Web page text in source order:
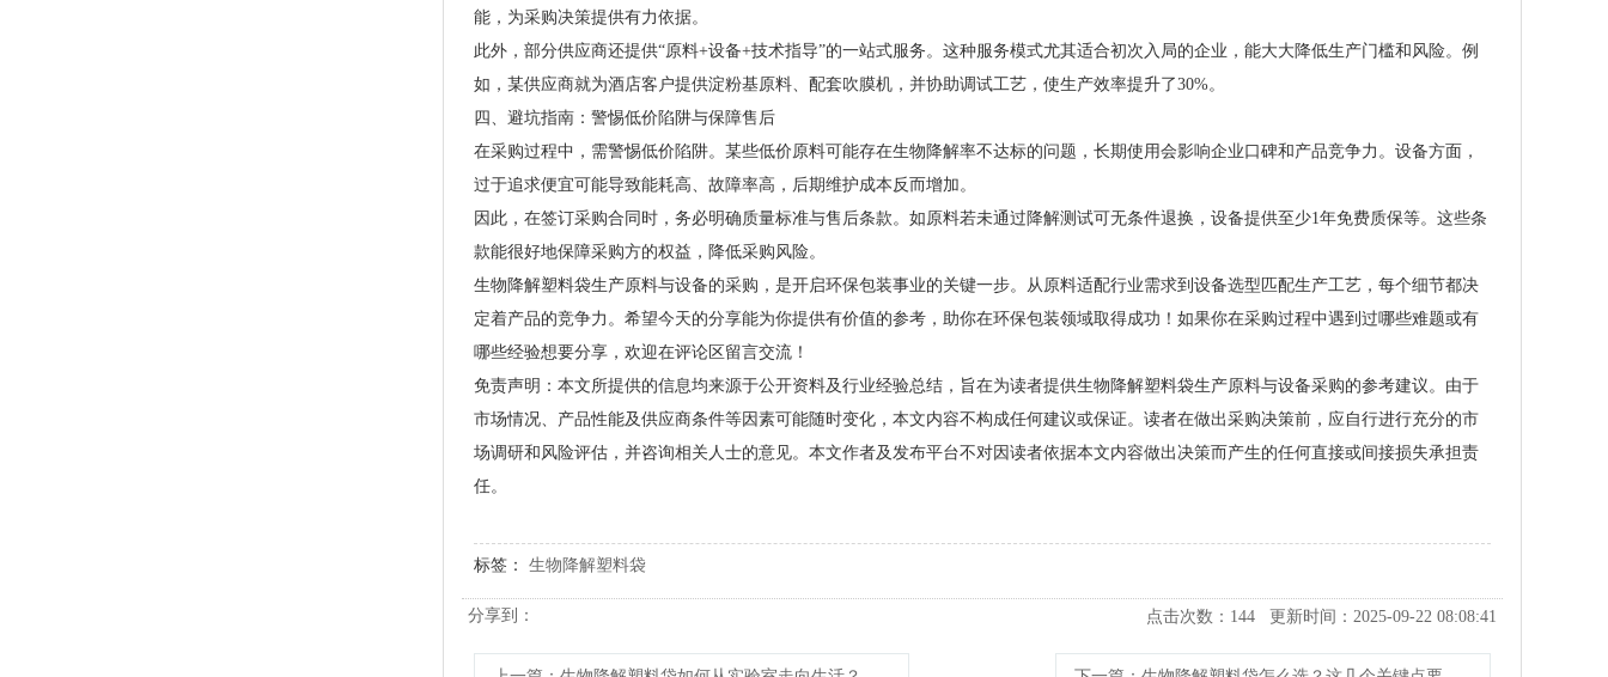
能，为采购决策提供有力依据。
此外，部分供应商还提供“原料+设备+技术指导”的一站式服务。这种服务模式尤其适合初次入局的企业，能大大降低生产门槛和风险。例
如，某供应商就为酒店客户提供淀粉基原料、配套吹膜机，并协助调试工艺，使生产效率提升了30%。
四、避坑指南：警惕低价陷阱与保障售后
在采购过程中，需警惕低价陷阱。某些低价原料可能存在生物降解率不达标的问题，长期使用会影响企业口碑和产品竞争力。设备方面，
过于追求便宜可能导致能耗高、故障率高，后期维护成本反而增加。
因此，在签订采购合同时，务必明确质量标准与售后条款。如原料若未通过降解测试可无条件退换，设备提供至少1年免费质保等。这些条
款能很好地保障采购方的权益，降低采购风险。
生物降解塑料袋生产原料与设备的采购，是开启环保包装事业的关键一步。从原料适配行业需求到设备选型匹配生产工艺，每个细节都决
定着产品的竞争力。希望今天的分享能为你提供有价值的参考，助你在环保包装领域取得成功！如果你在采购过程中遇到过哪些难题或有
哪些经验想要分享，欢迎在评论区留言交流！
免责声明：本文所提供的信息均来源于公开资料及行业经验总结，旨在为读者提供生物降解塑料袋生产原料与设备采购的参考建议。由于
市场情况、产品性能及供应商条件等因素可能随时变化，本文内容不构成任何建议或保证。读者在做出采购决策前，应自行进行充分的市
场调研和风险评估，并咨询相关人士的意见。本文作者及发布平台不对因读者依据本文内容做出决策而产生的任何直接或间接损失承担责
任。
标签： 生物降解塑料袋
分享到： 点击次数： 144 更新时间：2025-09-22 08:08:41